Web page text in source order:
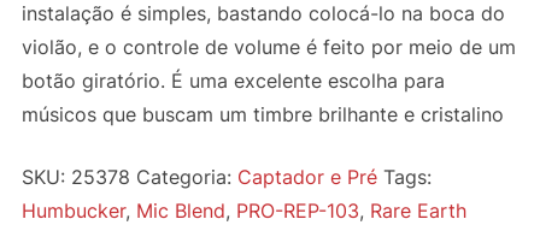
instalação é simples, bastando colocá-lo na boca do
violão, e o controle de volume é feito por meio de um
botão giratório. É uma excelente escolha para
músicos que buscam um timbre brilhante e cristalino
SKU: 25378 Categoria: Captador e Pré Tags:
Humbucker, Mic Blend, PRO-REP-103, Rare Earth